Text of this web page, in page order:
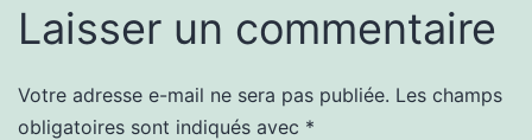
Laisser un commentaire
Votre adresse e-mail ne sera pas publiée. Les champs
obligatoires sont indiqués avec *